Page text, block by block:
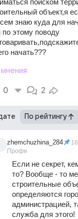
поиском
объект,я
знаю куда для
по этому поводу
начать???
мнения
0 2
По рейтингу
zhemchuzhina_284
Профи
Если не секрет,
то? Вообще - то
строительные
определяются
администрацией,
служба для этого!